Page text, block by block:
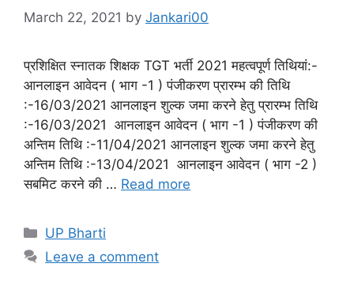
March 22, 2021 by Jankari00
प्रशिक्षित स्नातक शिक्षक TGT भर्ती 2021 महत्वपूर्ण तिथियां:-
आनलाइन आवेदन ( भाग -1 ) पंजीकरण प्रारम्भ की तिथि
:-16/03/2021 आनलाइन शुल्क जमा करने हेतु प्रारम्भ तिथि
:-16/03/2021 आनलाइन आवेदन ( भाग -1 ) पंजीकरण की
अन्तिम तिथि :-11/04/2021 आनलाइन शुल्क जमा करने हेतु
अन्तिम तिथि :-13/04/2021 आनलाइन आवेदन ( भाग -2 )
सबमिट करने की … Read more
Categories
UP Bharti
Leave a comment